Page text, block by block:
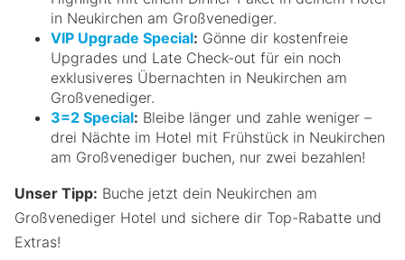
in Neukirchen am Großvenediger.
VIP Upgrade Special: Gönne dir kostenfreie
Upgrades und Late Check-out für ein noch
exklusiveres Übernachten in Neukirchen am
Großvenediger.
3=2 Special: Bleibe länger und zahle weniger –
drei Nächte im Hotel mit Frühstück in Neukirchen
am Großvenediger buchen, nur zwei bezahlen!
Unser Tipp: Buche jetzt dein Neukirchen am
Großvenediger Hotel und sichere dir Top-Rabatte und
Extras!